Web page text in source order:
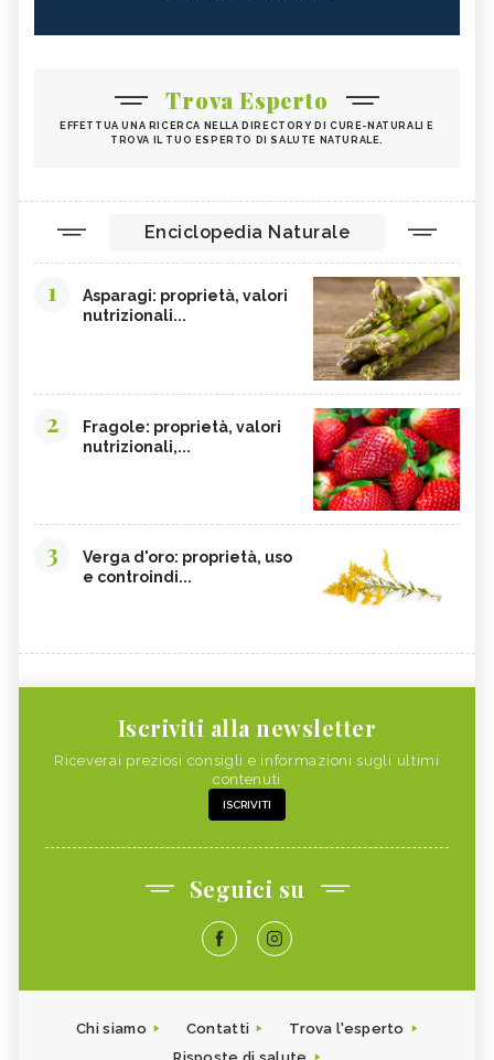
Trova Esperto
EFFETTUA UNA RICERCA NELLA DIRECTORY DI CURE-NATURALI E
TROVA IL TUO ESPERTO DI SALUTE NATURALE.
Enciclopedia Naturale
1
Asparagi: proprietà, valori
nutrizionali...
2
Fragole: proprietà, valori
nutrizionali,...
3
Verga d'oro: proprietà, uso
e controindi...
Iscriviti alla newsletter
Riceverai preziosi consigli e informazioni sugli ultimi
contenuti
ISCRIVITI
Seguici su
Chi siamo Contatti
Trova l'esperto